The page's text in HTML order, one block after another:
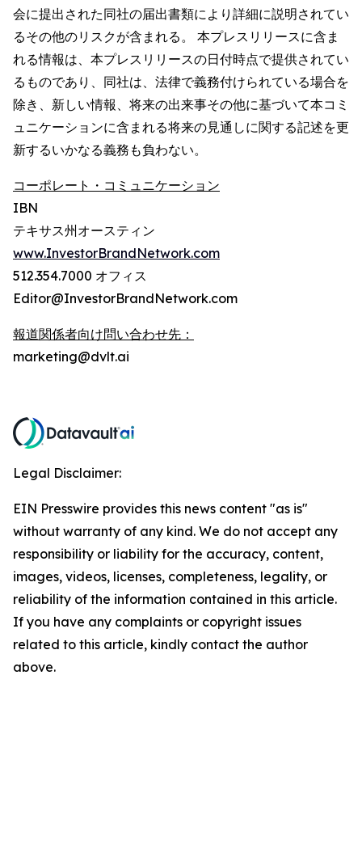
会に提出された同社の届出書類により詳細に説明されてい
るその他のリスクが含まれる。 本プレスリリースに含ま
れる情報は、本プレスリリースの日付時点で提供されてい
るものであり、同社は、法律で義務付けられている場合を
除き、新しい情報、将来の出来事その他に基づいて本コミ
ュニケーションに含まれる将来の見通しに関する記述を更
新するいかなる義務も負わない。
コーポレート・コミュニケーション
IBN
テキサス州オースティン
www.InvestorBrandNetwork.com
512.354.7000 オフィス
Editor@InvestorBrandNetwork.com
報道関係者向け問い合わせ先：
marketing@dvlt.ai
Legal Disclaimer:
EIN Presswire provides this news content "as is"
without warranty of any kind. We do not accept any
responsibility or liability for the accuracy, content,
images, videos, licenses, completeness, legality, or
reliability of the information contained in this article.
If you have any complaints or copyright issues
related to this article, kindly contact the author
above.